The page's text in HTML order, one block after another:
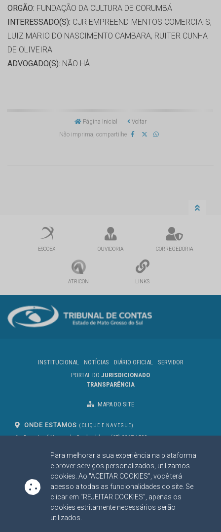
Para melhorar a sua experiência na plataforma
e prover serviços personalizados, utilizamos
cookies. Ao "ACEITAR COOKIES", você terá
acesso a todas as funcionalidades do site. Se
clicar em "REJEITAR COOKIES", apenas os
cookies estritamente necessários serão
utilizados.
ORGÃO: FUNDAÇÃO DA CULTURA DE CORUMBÁ
INTERESSADO(S): CJR EMPREENDIMENTOS COMERCIAIS,
LUIZ MARIO DO NASCIMENTO CAMBARA, RUITER CUNHA
DE OLIVEIRA
ADVOGADO(S): NÃO HÁ
Página Inicial
Voltar
Não imprima, compartilhe
ESCOEX OUVIDORIA CORREGEDORIA
ATRICON LINKS
INSTITUCIONAL NOTÍCIAS DIÁRIO OFICIAL
SERVIDOR
PORTAL DO JURISDICIONADO
TRANSPARÊNCIA
MAPA DO SITE
ONDE ESTAMOS (CLIQUE E NAVEGUE)
Av. Des. José Nunes da Cunha, bloco
Campo Grande/MS
CEP: 79031-310
(67) 3317-1500
SIGA NOSSAS REDES SOCIAIS
Linked InYoutube
Facebook
X